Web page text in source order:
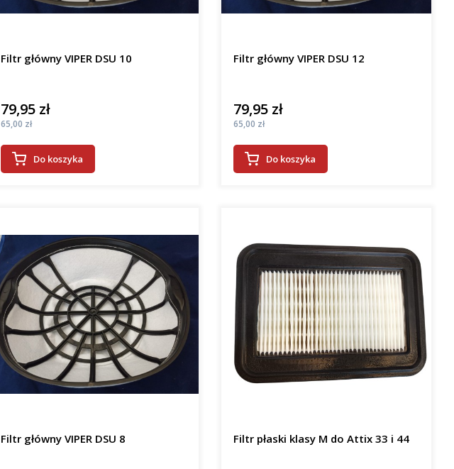
Filtr główny VIPER DSU 10
Cena
79,95 zł
Cena
65,00 zł
Do koszyka
Filtr główny VIPER DSU 12
Cena
79,95 zł
Cena
65,00 zł
Do koszyka
Filtr główny VIPER DSU 8 Filtr płaski klasy M do Attix 33 i 44